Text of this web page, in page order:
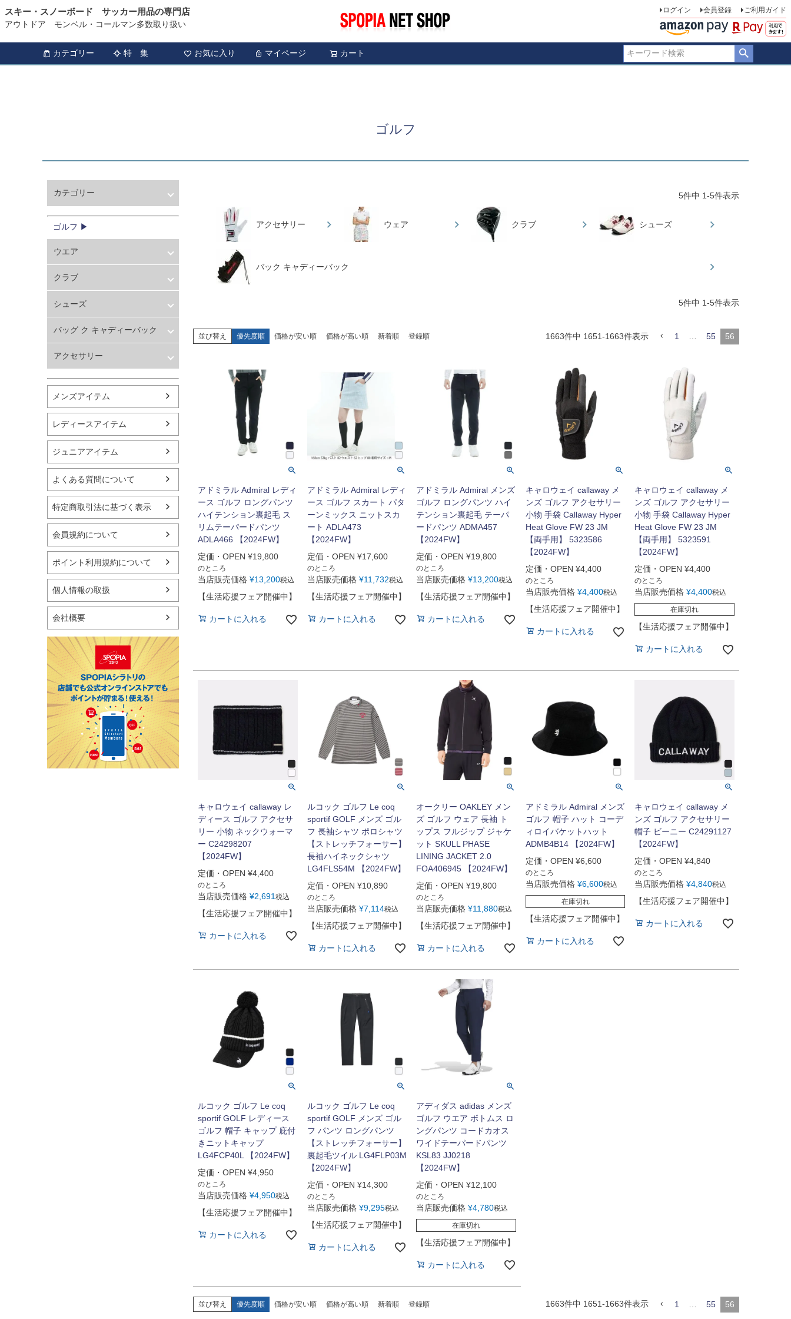
スキー・スノーボード サッカー用品の専門店
アウトドア モンベル・コールマン多数取り扱い
ログイン 会員登録 ご利用ガイド
カテゴリー 特 集 お気に入り マイページ カート
HOME ゴルフ
ゴルフ
カテゴリー
サッカー・フットサル
アウトドア
トレッキング
バスケットボール
シューズ
ランニング用品
スポーツアパレル
テニス
バレーボール
フィットネス用品
スイミング用品
マリン
スケートボード
野球・ソフトボール
ゴルフ
卓球用品
ラグビー用品
グランドゴルフ
ゴルフ ▶
ウエア
クラブ
パター
シューズ
レディース
バッグ ク キャディーバック
アクセサリー
メンズアイテム
レディースアイテム
ジュニアアイテム
よくある質問について
特定商取引法に基づく表示
会員規約について
ポイント利用規約について
個人情報の取扱
会社概要
5件中 1-5件表示
アクセサリー ウェア クラブ シューズ
バック キャディーバック
5件中 1-5件表示
並び替え 優先度順 価格が安い順 価格が高い順 新着順 登録順 1663件中 1651-1663件表示 1 55 56
アドミラル Admiral レディ
ース ゴルフ ロングパンツ
ハイテンション裏起毛 ス
リムテーパードパンツ
ADLA466 【2024FW】
定価・OPEN ¥19,800
のところ
当店販売価格 ¥13,200税込
【生活応援フェア開催中】
カートに入れる
アドミラル Admiral レディ
ース ゴルフ スカート パタ
ーンミックス ニットスカ
ート ADLA473
【2024FW】
定価・OPEN ¥17,600
のところ
当店販売価格 ¥11,732税込
【生活応援フェア開催中】
カートに入れる
アドミラル Admiral メンズ
ゴルフ ロングパンツ ハイ
テンション裏起毛 テーパ
ードパンツ ADMA457
【2024FW】
定価・OPEN ¥19,800
のところ
当店販売価格 ¥13,200税込
【生活応援フェア開催中】
カートに入れる
キャロウェイ callaway メ
ンズ ゴルフ アクセサリー
小物 手袋 Callaway Hyper
Heat Glove FW 23 JM
【両手用】 5323586
【2024FW】
定価・OPEN ¥4,400
のところ
当店販売価格 ¥4,400税込
【生活応援フェア開催中】
カートに入れる
キャロウェイ callaway メ
ンズ ゴルフ アクセサリー
小物 手袋 Callaway Hyper
Heat Glove FW 23 JM
【両手用】 5323591
【2024FW】
定価・OPEN ¥4,400
のところ
当店販売価格 ¥4,400税込
在庫切れ
【生活応援フェア開催中】
カートに入れる
キャロウェイ callaway レ
ディース ゴルフ アクセサ
リー 小物 ネックウォーマ
ー C24298207
【2024FW】
定価・OPEN ¥4,400
のところ
当店販売価格 ¥2,691 税込
【生活応援フェア開催中】
カートに入れる
ルコック ゴルフ Le coq
sportif GOLF メンズ ゴル
フ 長袖シャツ ポロシャツ
【ストレッチフォーサー】
長袖ハイネックシャツ
LG4FLS54M 【2024FW】
定価・OPEN ¥10,890
のところ
当店販売価格 ¥7,114税込
【生活応援フェア開催中】
カートに入れる
オークリー OAKLEY メン
ズ ゴルフ ウェア 長袖 ト
ップス フルジップ ジャケ
ット SKULL PHASE
LINING JACKET 2.0
FOA406945 【2024FW】
定価・OPEN ¥19,800
のところ
当店販売価格 ¥11,880税込
【生活応援フェア開催中】
カートに入れる
アドミラル Admiral メンズ
ゴルフ 帽子 ハット コーデ
ィロイバケットハット
ADMB4B14 【2024FW】
定価・OPEN ¥6,600
のところ
当店販売価格 ¥6,600税込
在庫切れ
【生活応援フェア開催中】
カートに入れる
キャロウェイ callaway メ
ンズ ゴルフ アクセサリー
帽子 ビーニー C24291127
【2024FW】
定価・OPEN ¥4,840
のところ
当店販売価格 ¥4,840税込
【生活応援フェア開催中】
カートに入れる
ルコック ゴルフ Le coq
sportif GOLF レディース
ゴルフ 帽子 キャップ 庇付
きニットキャップ
LG4FCP40L 【2024FW】
定価・OPEN ¥4,950
のところ
当店販売価格 ¥4,950税込
【生活応援フェア開催中】
カートに入れる
ルコック ゴルフ Le coq
sportif GOLF メンズ ゴル
フ パンツ ロングパンツ
【ストレッチフォーサー】
裏起毛ツイル LG4FLP03M
【2024FW】
定価・OPEN ¥14,300
のところ
当店販売価格 ¥9,295税込
【生活応援フェア開催中】
カートに入れる
アディダス adidas メンズ
ゴルフ ウエア ボトムス ロ
ングパンツ コードカオス
ワイドテーパードパンツ
KSL83 JJ0218
【2024FW】
定価・OPEN ¥12,100
のところ
当店販売価格 ¥4,780税込
在庫切れ
【生活応援フェア開催中】
カートに入れる
並び替え 優先度順 価格が安い順 価格が高い順 新着順 登録順 1663件中 1651-1663件表示 1 55 56